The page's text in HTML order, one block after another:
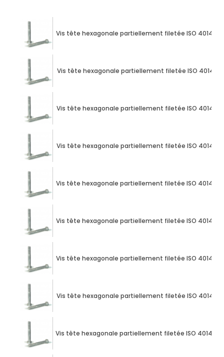
Vis tête hexagonale partiellement filetée ISO 4014
Vis tête hexagonale partiellement filetée ISO 4014
Vis tête hexagonale partiellement filetée ISO 4014
Vis tête hexagonale partiellement filetée ISO 4014
Vis tête hexagonale partiellement filetée ISO 4014
Vis tête hexagonale partiellement filetée ISO 4014
Vis tête hexagonale partiellement filetée ISO 4014
Vis tête hexagonale partiellement filetée ISO 4014
Vis tête hexagonale partiellement filetée ISO 4014